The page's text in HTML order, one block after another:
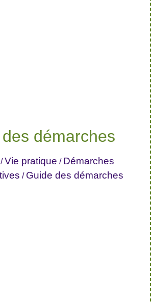
démarches
/Vie pratique / Démarches
/ Guide des démarches